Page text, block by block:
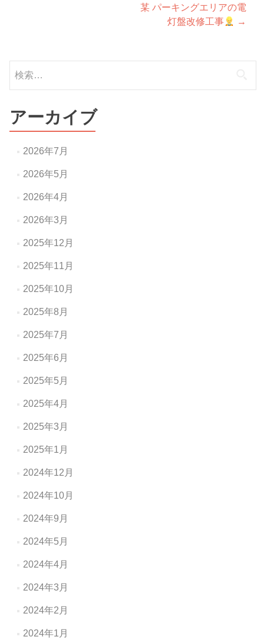
ビ
ゲ
シ
ン
某 パーキングエリアの電
灯盤改修工事
→
索:
アーカイブ
2026年7月
2026年5月
2026年4月
2026年3月
2025年12月
2025年11月
2025年10月
2025年8月
2025年7月
2025年6月
2025年5月
2025年4月
2025年3月
2025年1月
2024年12月
2024年10月
2024年9月
2024年5月
2024年4月
2024年3月
2024年2月
2024年1月